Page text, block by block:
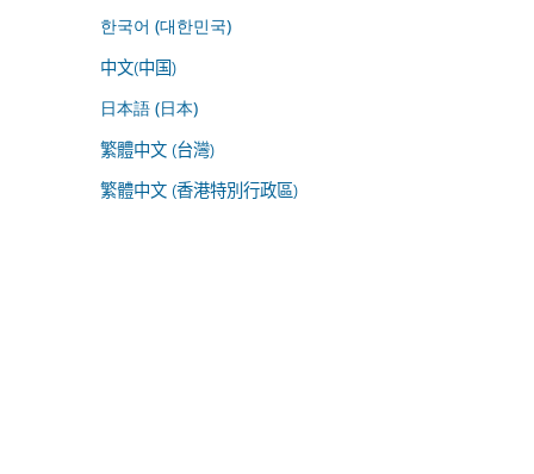
한국어 (대한민국)
中文(中国)
日本語 (日本)
繁體中文 (台灣)
繁體中文 (香港特別行政區)